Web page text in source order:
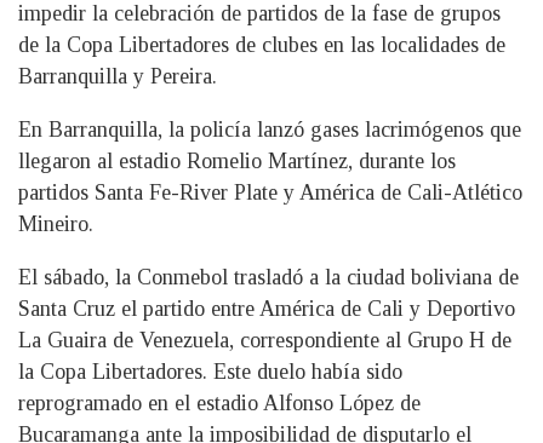
impedir la celebración de partidos de la fase de grupos
de la Copa Libertadores de clubes en las localidades de
Barranquilla y Pereira.
En Barranquilla, la policía lanzó gases lacrimógenos que
llegaron al estadio Romelio Martínez, durante los
partidos Santa Fe-River Plate y América de Cali-Atlético
Mineiro.
El sábado, la Conmebol trasladó a la ciudad boliviana de
Santa Cruz el partido entre América de Cali y Deportivo
La Guaira de Venezuela, correspondiente al Grupo H de
la Copa Libertadores. Este duelo había sido
reprogramado en el estadio Alfonso López de
Bucaramanga ante la imposibilidad de disputarlo el